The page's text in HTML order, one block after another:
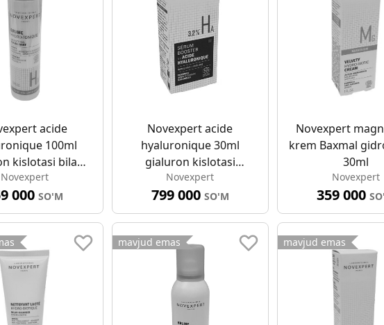
acide
100ml
kislotasi bilan
tonik spreyi
Novexpert
000SO'M
Novexpert acide
hyaluronique 30ml
gialuron kislotasi
kuchaytiruvchi sarum
Novexpert
799 000 SO'M
Novexpert
krem Baxmal
30ml
Novexpert
359 000
mavjud emas mavjud emas